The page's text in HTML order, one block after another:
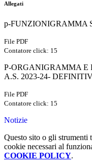
Allegati
p-FUNZIONIGRAMMA
File PDF
Contatore click: 15
P-ORGANIGRAMMA
A.S. 2023-24-
File PDF
Contatore click: 15
Notizie
Questo sito o gli strumenti
cookie necessari al
COOKIE POLICY.